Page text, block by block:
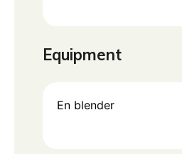
Equipment
En blender